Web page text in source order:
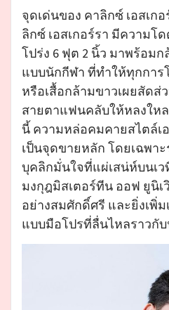
จุดเด่นของ คาลิกซ์ เอสเก
ลิกซ์ เอสเกอร์รา มีความโ
โปร่ง 6 ฟุต 2 นิ้ว มาพร้อม
แบบนักกีฬา ที่ทำให้ทุกการ
หรือเสื้อกล้ามขาวเผยสัดส่
สายตาแฟนคลับให้หลงให
นี้ ความหล่อคมคายสไตล์เ
เป็นจุดขายหลัก โดยเฉพา
บุคลิกมั่นใจที่แผ่เสน่ห์บนเ
มงกุฎมิสเตอร์ทีน ออฟ ยูนิเ
อย่างสมศักดิ์ศรี และยิ่งเพิ่
แบบมือโปรที่ลื่นไหลราวกั